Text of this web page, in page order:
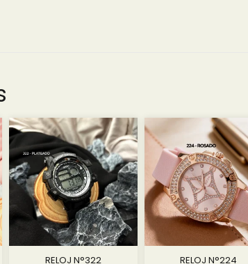
RELOJ N°322 RELOJ N°224